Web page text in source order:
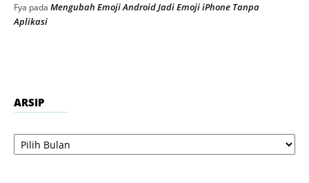
Fya pada Mengubah Emoji Android Jadi Emoji iPhone Tanpa
Aplikasi
ARSIP
Arsip